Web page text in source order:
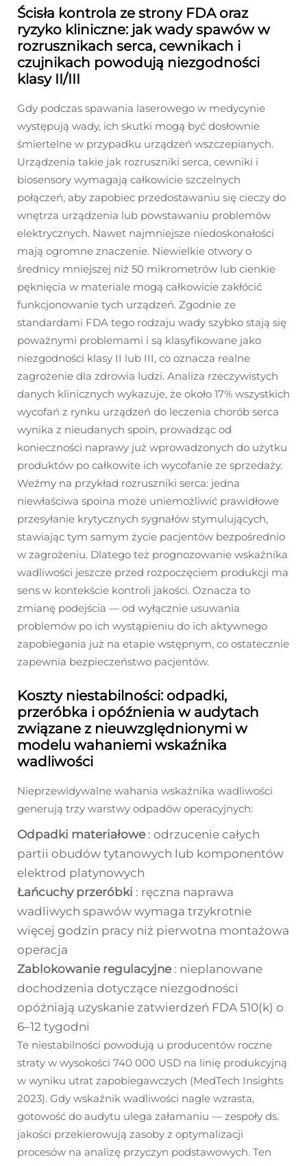
Ścisła kontrola ze strony FDA oraz
ryzyko kliniczne: jak wady spawów w
rozrusznikach serca, cewnikach i
czujnikach powodują niezgodności
klasy II/III
Gdy podczas spawania laserowego w medycynie
występują wady, ich skutki mogą być dosłownie
śmiertelne w przypadku urządzeń wszczepianych.
Urządzenia takie jak rozruszniki serca, cewniki i
biosensory wymagają całkowicie szczelnych
połączeń, aby zapobiec przedostawaniu się cieczy do
wnętrza urządzenia lub powstawaniu problemów
elektrycznych. Nawet najmniejsze niedoskonałości
mają ogromne znaczenie. Niewielkie otwory o
średnicy mniejszej niż 50 mikrometrów lub cienkie
pęknięcia w materiale mogą całkowicie zakłócić
funkcjonowanie tych urządzeń. Zgodnie ze
standardami FDA tego rodzaju wady szybko stają się
poważnymi problemami i są klasyfikowane jako
niezgodności klasy II lub III, co oznacza realne
zagrożenie dla zdrowia ludzi. Analiza rzeczywistych
danych klinicznych wykazuje, że około 17% wszystkich
wycofań z rynku urządzeń do leczenia chorób serca
wynika z nieudanych spoin, prowadząc od
konieczności naprawy już wprowadzonych do użytku
produktów po całkowite ich wycofanie ze sprzedaży.
Weźmy na przykład rozruszniki serca: jedna
niewłaściwa spoina może uniemożliwić prawidłowe
przesyłanie krytycznych sygnałów stymulujących,
stawiając tym samym życie pacjentów bezpośrednio
w zagrożeniu. Dlatego też prognozowanie wskaźnika
wadliwości jeszcze przed rozpoczęciem produkcji ma
sens w kontekście kontroli jakości. Oznacza to
zmianę podejścia — od wyłącznie usuwania
problemów po ich wystąpieniu do ich aktywnego
zapobiegania już na etapie wstępnym, co ostatecznie
zapewnia bezpieczeństwo pacjentów.
Koszty niestabilności: odpadki,
przeróbka i opóźnienia w audytach
związane z nieuwzględnionymi w
modelu wahaniemi wskaźnika
wadliwości
Nieprzewidywalne wahania wskaźnika wadliwości
generują trzy warstwy odpadów operacyjnych:
Odpadki materiałowe : odrzucenie całych
partii obudów tytanowych lub komponentów
elektrod platynowych
Łańcuchy przeróbki : ręczna naprawa
wadliwych spawów wymaga trzykrotnie
więcej godzin pracy niż pierwotna montażowa
operacja
Zablokowanie regulacyjne : nieplanowane
dochodzenia dotyczące niezgodności
opóźniają uzyskanie zatwierdzeń FDA 510(k) o
6–12 tygodni
Te niestabilności powodują u producentów roczne
straty w wysokości 740 000 USD na linię produkcyjną
w wyniku utrat zapobiegawczych (MedTech Insights
2023). Gdy wskaźnik wadliwości nagle wzrasta,
gotowość do audytu ulega załamaniu — zespoły ds.
jakości przekierowują zasoby z optymalizacji
procesów na analizę przyczyn podstawowych. Ten